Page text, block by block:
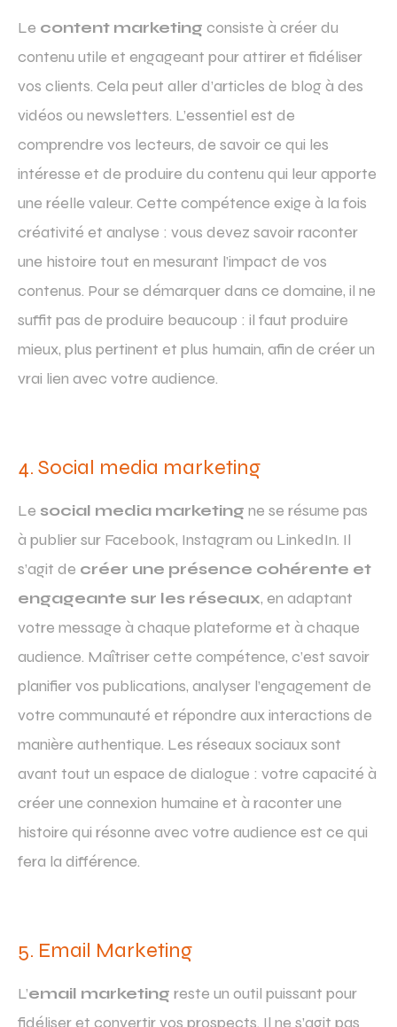
Le content marketing consiste à créer du
contenu utile et engageant pour attirer et fidéliser
vos clients. Cela peut aller d’articles de blog à des
vidéos ou newsletters. L’essentiel est de
comprendre vos lecteurs, de savoir ce qui les
intéresse et de produire du contenu qui leur apporte
une réelle valeur. Cette compétence exige à la fois
créativité et analyse : vous devez savoir raconter
une histoire tout en mesurant l’impact de vos
contenus. Pour se démarquer dans ce domaine, il ne
suffit pas de produire beaucoup : il faut produire
mieux, plus pertinent et plus humain, afin de créer un
vrai lien avec votre audience.
4. Social media marketing
Le social media marketing ne se résume pas
à publier sur Facebook, Instagram ou LinkedIn. Il
s’agit de créer une présence cohérente et
engageante sur les réseaux, en adaptant
votre message à chaque plateforme et à chaque
audience. Maîtriser cette compétence, c’est savoir
planifier vos publications, analyser l’engagement de
votre communauté et répondre aux interactions de
manière authentique. Les réseaux sociaux sont
avant tout un espace de dialogue : votre capacité à
créer une connexion humaine et à raconter une
histoire qui résonne avec votre audience est ce qui
fera la différence.
5. Email Marketing
L’email marketing reste un outil puissant pour
fidéliser et convertir vos prospects. Il ne s’agit pas